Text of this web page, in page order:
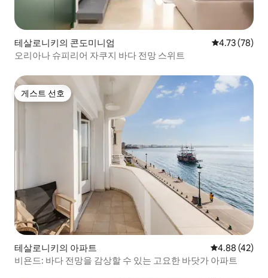
테살로니키의 콘도미니엄 평점 4.73점
4.73 (78)
오리아나 슈피리어 자쿠지 바다 전망 스위트
게스트 선호
게스트 선호
테살로니키의 아파트 평점 4.88점(5
4.88 (42)
비욘드: 바다 전망을 감상할 수 있는 고요한 바닷가 아파트